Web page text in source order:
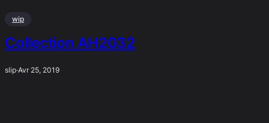
wip
Collection AH2032
slip·Avr 25, 2019